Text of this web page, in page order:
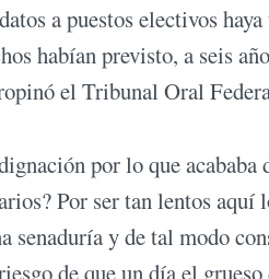
a puestos electivos
habían previsto, a seis
el Tribunal Oral
por lo que
Por ser tan lentos aquí
y de tal modo
de que un día el